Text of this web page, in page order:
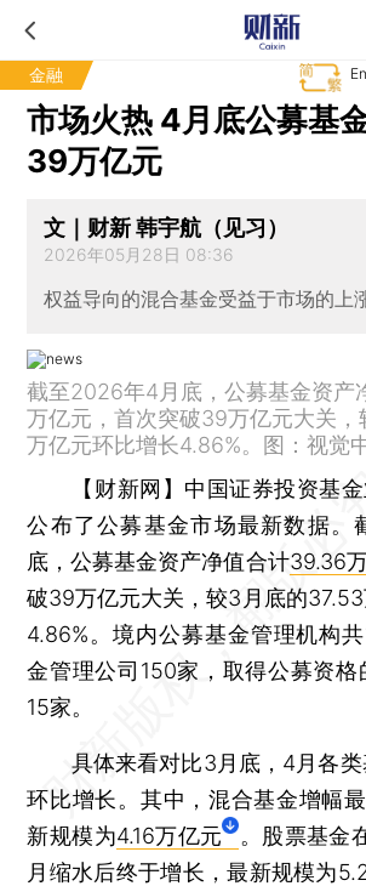
金融
市场火热 4月底公募基
39万亿元
文｜财新 韩宇航（见习）
2026年05月28日 08:36
权益导向的混合基金受益于市场的上
截至2026年4月底，公募基金资产
万亿元，首次突破39万亿元大关
万亿元环比增长4.86%。图：视觉
【财新网】 中国证券投资基
公布了公募基金市场最新数据。
底，公募基金资产净值合计39.36
破39万亿元大关，较3月底的
4.86%。境内公募基金管理机构
金管理公司150家，取得公募资格
15家。
具体来看对比3月底，4月各类
环比增长。其中，混合基金增幅
新规模为4.16万亿元
。股票基金
月缩水后终于增长，最新规模为